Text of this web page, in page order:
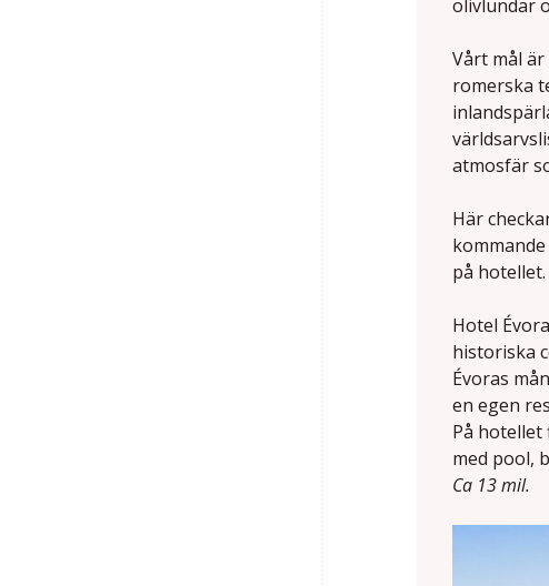
olivlundar
Vårt mål
romerska
atmosfär
Här
på hotellet.
Hotel
historiska
Évoras
en egen
På
med pool,
Ca 13 mil.